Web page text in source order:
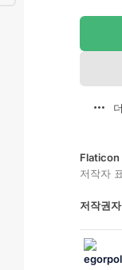
Flaticon
저작자
저작권